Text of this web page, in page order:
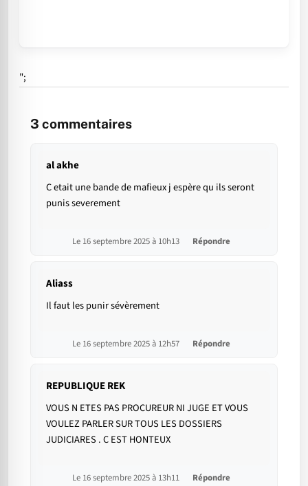
";
3 commentaires
al akhe
C etait une bande de mafieux j espère qu ils seront
punis severement
Le 16 septembre 2025 à 10h13 Répondre
Aliass
Il faut les punir sévèrement
Le 16 septembre 2025 à 12h57 Répondre
REPUBLIQUE REK
VOUS N ETES PAS PROCUREUR NI JUGE ET VOUS
VOULEZ PARLER SUR TOUS LES DOSSIERS
JUDICIARES . C EST HONTEUX
Le 16 septembre 2025 à 13h11 Répondre